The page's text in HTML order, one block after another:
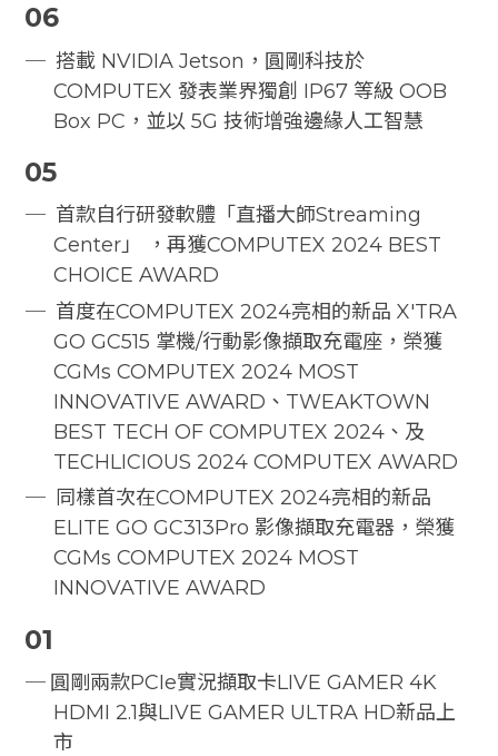
06
搭載 NVIDIA Jetson，圓剛科技於
COMPUTEX 發表業界獨創 IP67 等級 OOB
Box PC，並以 5G 技術增強邊緣人工智慧
05
首款自行研發軟體「直播大師Streaming
Center」 ，再獲COMPUTEX 2024 BEST
CHOICE AWARD
首度在COMPUTEX 2024亮相的新品 X'TRA
GO GC515 掌機/行動影像擷取充電座，榮獲
CGMs COMPUTEX 2024 MOST
INNOVATIVE AWARD、TWEAKTOWN
BEST TECH OF COMPUTEX 2024、及
TECHLICIOUS 2024 COMPUTEX AWARD
同樣首次在COMPUTEX 2024亮相的新品
ELITE GO GC313Pro 影像擷取充電器，榮獲
CGMs COMPUTEX 2024 MOST
INNOVATIVE AWARD
01
圓剛兩款PCIe實況擷取卡LIVE GAMER 4K
HDMI 2.1與LIVE GAMER ULTRA HD新品上
市